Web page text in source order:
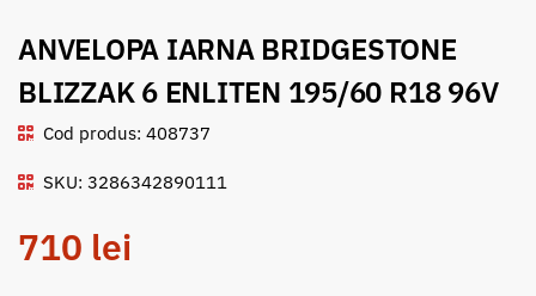
ANVELOPA IARNA BRIDGESTONE
BLIZZAK 6 ENLITEN 195/60 R18 96V
Cod produs: 408737
SKU: 3286342890111
710 lei